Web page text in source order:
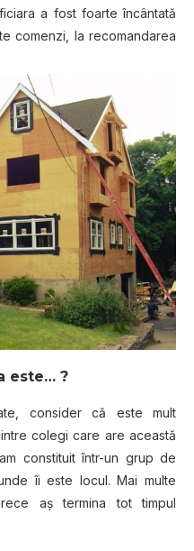
a fost foarte încântată
comenzi, la recomandarea
este… ?
consider că este mult
colegi care are această
constituit într-un grup de
îi este locul. Mai multe
aș termina tot timpul